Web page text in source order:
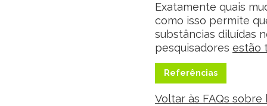
Exatamente quais
como isso permite
substâncias diluídas
pesquisadores estão
Referências
Voltar às FAQs